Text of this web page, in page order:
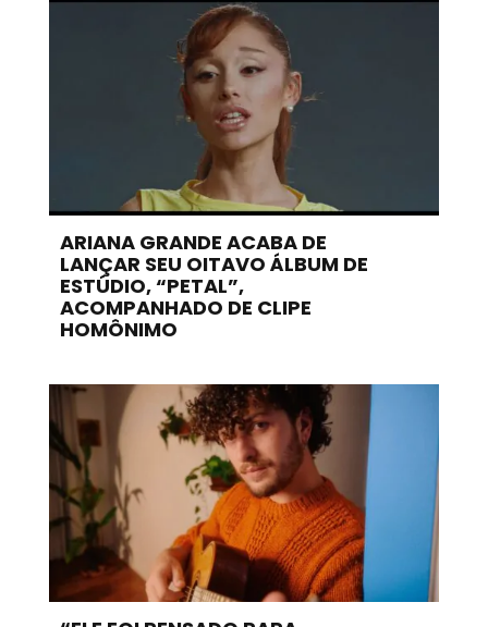
ARIANA GRANDE ACABA DE
LANÇAR SEU OITAVO ÁLBUM DE
ESTÚDIO, “PETAL”,
ACOMPANHADO DE CLIPE
HOMÔNIMO